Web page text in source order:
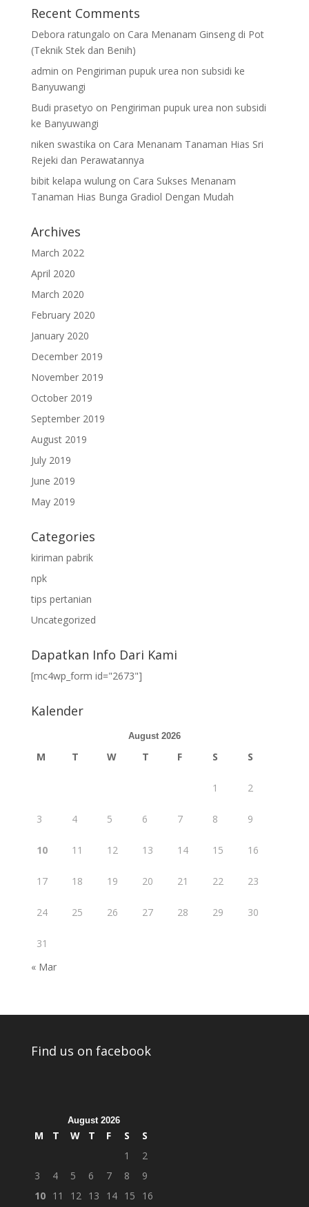
Recent Comments
Debora ratungalo on Cara Menanam Ginseng di Pot
(Teknik Stek dan Benih)
admin on Pengiriman pupuk urea non subsidi ke
Banyuwangi
Budi prasetyo on Pengiriman pupuk urea non subsidi
ke Banyuwangi
niken swastika on Cara Menanam Tanaman Hias Sri
Rejeki dan Perawatannya
bibit kelapa wulungon Cara Sukses Menanam
Tanaman Hias Bunga Gradiol Dengan Mudah
Archives
March 2022
April 2020
March 2020
February 2020
January 2020
December 2019
November 2019
October 2019
September 2019
August 2019
July 2019
June 2019
May 2019
Categories
kiriman pabrik
npk
tips pertanian
Uncategorized
Dapatkan Info Dari Kami
[mc4wp_form id="2673"]
Kalender
August 2026
M T W T F S S
1 2
3 4 5 6 7 8 9
10 11 12 13 14 15 16
17 18 19 20 21 22 23
24 25 26 27 28 29 30
31
« Mar
Find us on facebook
August 2026
M T W T F S
S
1
2
3
4 5 6 7 8
9
10 11 12 13 14 15 16